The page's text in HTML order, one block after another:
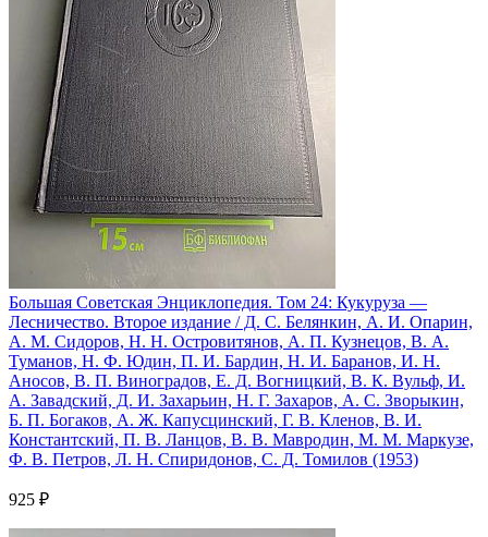
Большая Советская Энциклопедия. Том 24: Кукуруза —
Лесничество. Второе издание / Д. С. Белянкин, А. И. Опарин,
А. М. Сидоров, Н. Н. Островитянов, А. П. Кузнецов, В. А.
Туманов, Н. Ф. Юдин, П. И. Бардин, Н. И. Баранов, И. Н.
Аносов, В. П. Виноградов, Е. Д. Вогницкий, В. К. Вульф, И.
А. Завадский, Д. И. Захарьин, Н. Г. Захаров, А. С. Зворыкин,
Б. П. Богаков, А. Ж. Капусцинский, Г. В. Кленов, В. И.
Константский, П. В. Ланцов, В. В. Мавродин, М. М. Маркузе,
Ф. В. Петров, Л. Н. Спиридонов, С. Д. Томилов (1953)
925 ₽